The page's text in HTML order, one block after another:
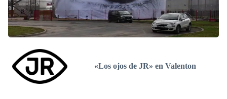
«Los ojos de JR» en Valenton